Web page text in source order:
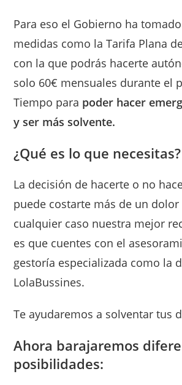
Para eso el Gobierno ha
medidas como la Tarifa Plana
con la que podrás hacerte
solo 60€ mensuales durante el
Tiempo para poder hacer
y ser más solvente.
¿Qué es lo que necesitas?
La decisión de hacerte o no
puede costarte más de un dolor
cualquier caso nuestra mejor
es que cuentes con el
gestoría especializada como la
LolaBussines.
Te ayudaremos a solventar tus
Ahora barajaremos
posibilidades: